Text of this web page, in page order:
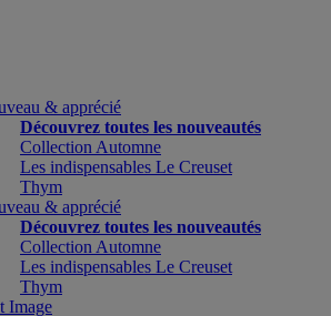
& apprécié
Découvrez toutes les nouveautés
Collection Automne
Les indispensables Le Creuset
Thym
& apprécié
Découvrez toutes les nouveautés
Collection Automne
Les indispensables Le Creuset
Thym